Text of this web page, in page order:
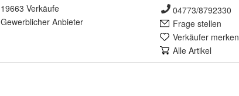
19663 Verkäufe
Gewerblicher Anbieter
04773/8792330
Frage stellen
Verkäufer merken
Alle Artikel